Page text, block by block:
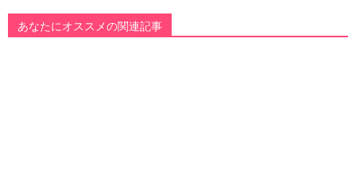
あなたにオススメの関連記事